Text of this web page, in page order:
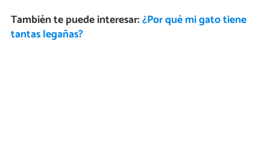
También te puede interesar:¿Por qué mi gato tiene
tantas legañas?